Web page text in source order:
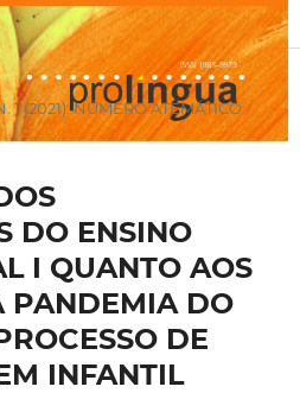
1 (2021): NÚMERO ATEMÁTICO /
DO ENSINO
I QUANTO AOS
PANDEMIA DO
DE
INFANTIL